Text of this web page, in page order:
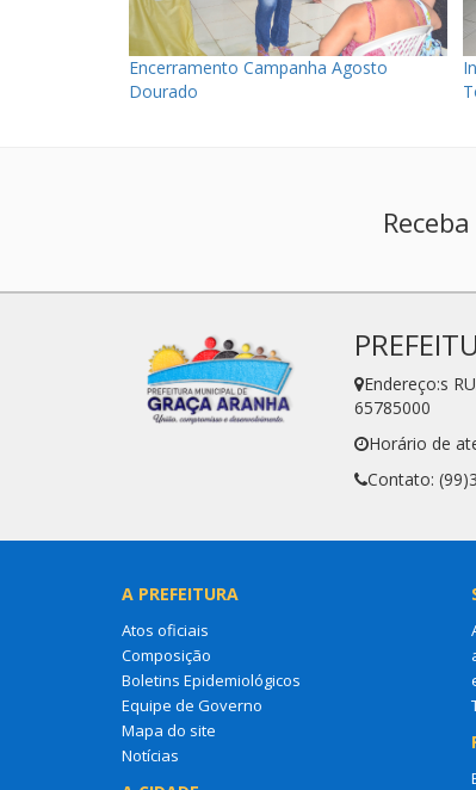
Encerramento Campanha Agosto
Dourado
Endereço:s
65785000
Horário de
Contato:
A PREFEITURA
Atos oficiais
Composição
Boletins Epidemiológicos
Equipe de Governo
Mapa do site
Notícias